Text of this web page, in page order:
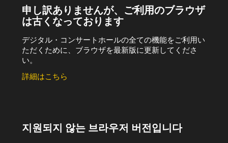
申し訳ありませんが、ご利用のブラウザ
は古くなっております
デジタル・コンサートホールの全ての機能をご利用い
ただくために、ブラウザを最新版に更新してくださ
い。
詳細はこちら
지원되지 않는 브라우저 버전입니다